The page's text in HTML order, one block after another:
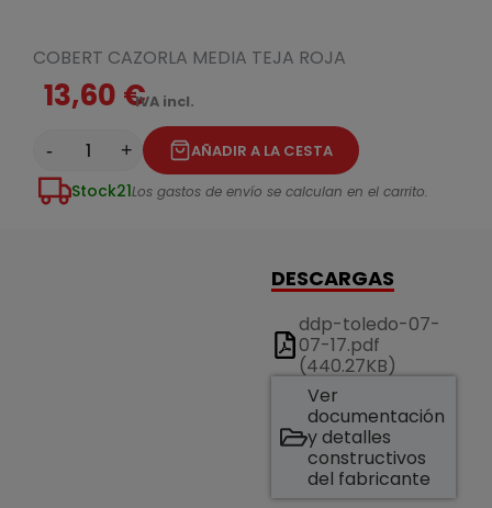
COBERT CAZORLA MEDIA TEJA ROJA
13,60 €IVA incl.
- + AÑADIR A LA CESTA
Stock21Los gastos de envío se calculan en el carrito.
DESCARGAS
ddp-toledo-07-
07-17.pdf
(440.27KB)
Ver
documentación
y detalles
constructivos
del fabricante